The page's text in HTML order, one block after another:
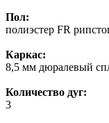
Пол:
полиэстер FR
Каркас:
8,5 мм дюралевый
Количество дуг:
3